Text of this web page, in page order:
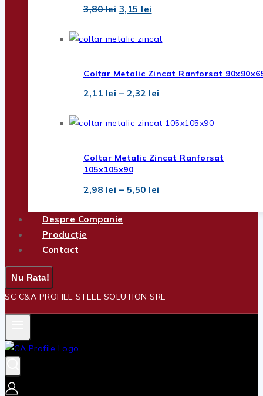
3,80lei Prețul
inițial
fost:
3,15 lei
curent
3,15 lei.
Colțar Metalic Zincat Ranforsat
2,11 lei – 2,32 lei
2,11 lei
2,32 lei
Coltar Metalic Zincat Ranforsat
105x105x90
2,98 lei – 5,50 lei
Despre Companie
Producție
Contact
Nu Rata!
SC C&A PROFILE STEEL SOLUTION SRL